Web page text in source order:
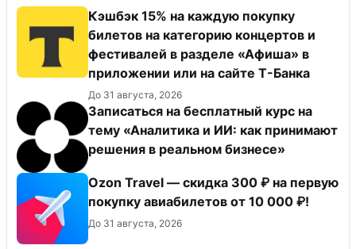
Кэшбэк 15% на каждую покупку
билетов на категорию концертов и
фестивалей в разделе «Афиша» в
приложении или на сайте Т-Банка
До 31 августа, 2026
Записаться на бесплатный курс на
тему «Аналитика и ИИ: как принимают
решения в реальном бизнесе»
Ozon Travel — скидка 300 ₽ на первую
покупку авиабилетов от 10 000 ₽!
До 31 августа, 2026